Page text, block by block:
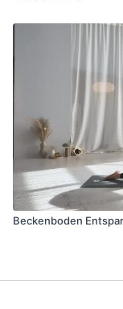
Beckenboden